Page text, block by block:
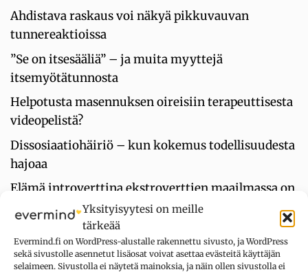
Yksityisyytesi on meille
tärkeää
Evermind.fi on WordPress-alustalle rakennettu sivusto, ja WordPress
sekä sivustolle asennetut lisäosat voivat asettaa evästeitä käyttäjän
selaimeen. Sivustolla ei näytetä mainoksia, ja näin ollen sivustolla ei
Ahdistava raskaus voi näkyä pikkuvauvan
tunnereaktioissa
”Se on itsesääliä” – ja muita myyttejä
itsemyötätunnosta
Helpotusta masennuksen oireisiin terapeuttisesta
videopelistä?
Dissosiaatiohäiriö – kun kokemus todellisuudesta
hajoaa
Elämä introverttina ekstroverttien maailmassa on
yhtä itsensä ylittämistä
UUSIMMAT KOMMENTIT